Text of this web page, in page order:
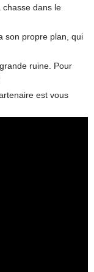
chasse dans le
son propre plan, qui
ruine. Pour
est vous